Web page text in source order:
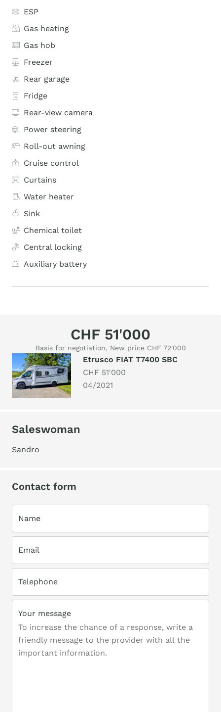
ESP
Gas heating
Gas hob
Freezer
Rear garage
Fridge
Rear-view camera
Power steering
Roll-out awning
Cruise control
Curtains
Water heater
Sink
Chemical toilet
Central locking
Auxiliary battery
CHF 51'000
Basis for negotiation, New price CHF 72'000
Etrusco FIAT T7400 SBC
CHF 51'000
04/2021
Saleswoman
Sandro
Contact form
Name
Email
Telephone
Your message